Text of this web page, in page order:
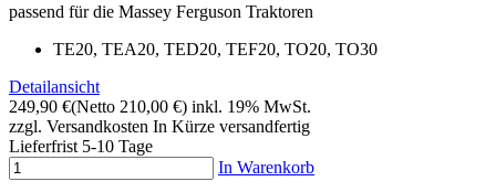
passend für die Massey Ferguson Traktoren
TE20, TEA20, TED20, TEF20, TO20, TO30
Detailansicht
249,90 €(Netto 210,00 €) inkl. 19% MwSt.
zzgl. Versandkosten In Kürze versandfertig
Lieferfrist 5-10 Tage
In Warenkorb